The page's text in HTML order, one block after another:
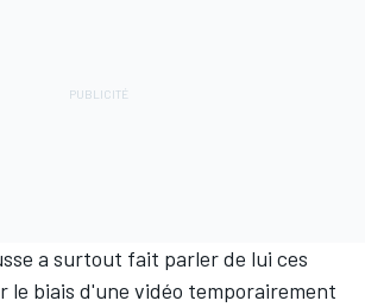
a surtout fait parler de lui ces
le biais d'une vidéo temporairement